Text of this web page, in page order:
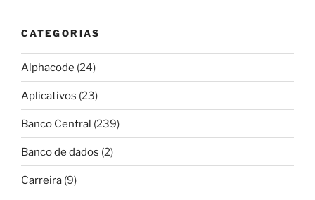
CATEGORIAS
Alphacode (24)
Aplicativos (23)
Banco Central (239)
Banco de dados (2)
Carreira (9)